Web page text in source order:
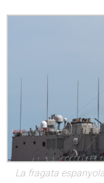
La fragata